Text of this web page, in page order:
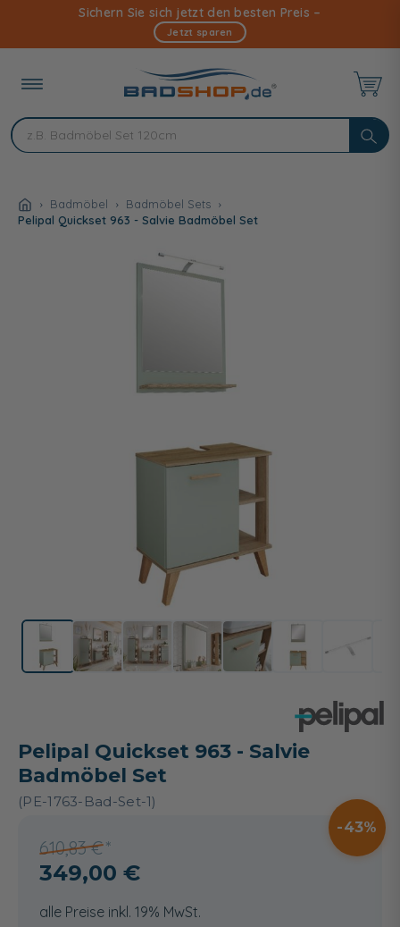
Inhalt
Sichern Sie sich jetzt den besten Preis –
Jetzt sparen
Badmöbel
Badmöbel Sets
Pelipal Quickset 963 - Salvie Badmöbel Set
Pelipal Quickset 963 - Salvie
Badmöbel Set
(PE-1763-Bad-Set-1)
610,83 €
43
349,00 €
alle Preise inkl. 19% MwSt.